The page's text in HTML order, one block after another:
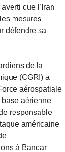
que l’Iran
mesures
défendre sa
de la
(CGRI) a
aérospatiale
base aérienne
responsable
américaine
à Bandar